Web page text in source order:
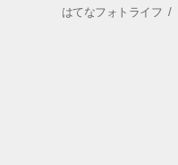
はてなフォトライフ /